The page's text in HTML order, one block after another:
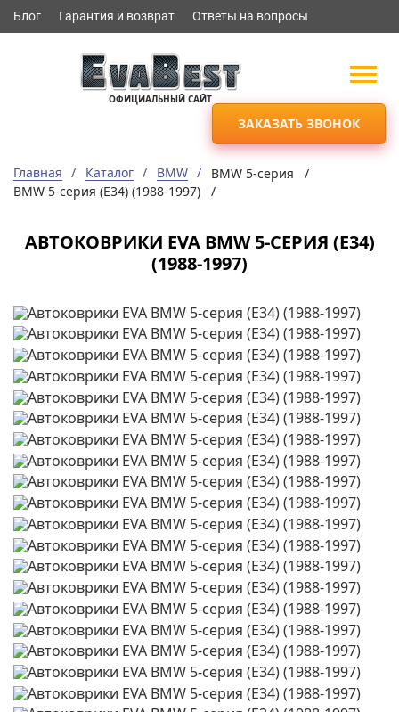
Блог Гарантия и возврат Ответы на вопросы
ОФИЦИАЛЬНЫЙ САЙТ
ЗАКАЗАТЬ ЗВОНОК
Главная Каталог BMW
BMW 5-серия /
BMW 5-серия (Е34) (1988-1997) /
АВТОКОВРИКИ EVA BMW 5-СЕРИЯ (Е34)
(1988-1997)